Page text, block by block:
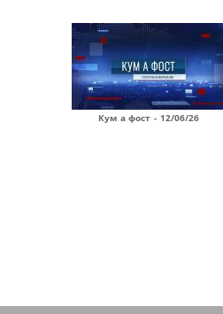
Кум а фост - 12/06/26